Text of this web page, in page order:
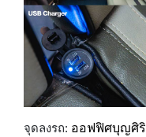
จุดลงรถ: ออฟฟิศบุญศิริ